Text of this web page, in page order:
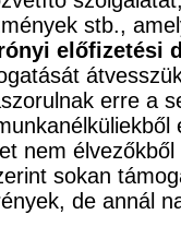
stb.,
előfizetési
erre a
nem
sokan
de annál